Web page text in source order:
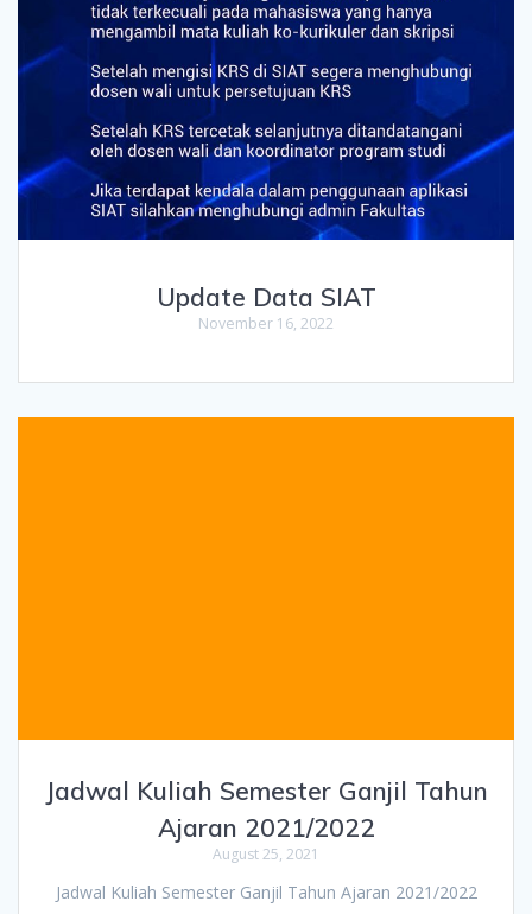
Update Data SIAT
November 16, 2022
Jadwal Kuliah Semester Ganjil Tahun
Ajaran 2021/2022
August 25, 2021
Jadwal Kuliah Semester Ganjil Tahun Ajaran 2021/2022